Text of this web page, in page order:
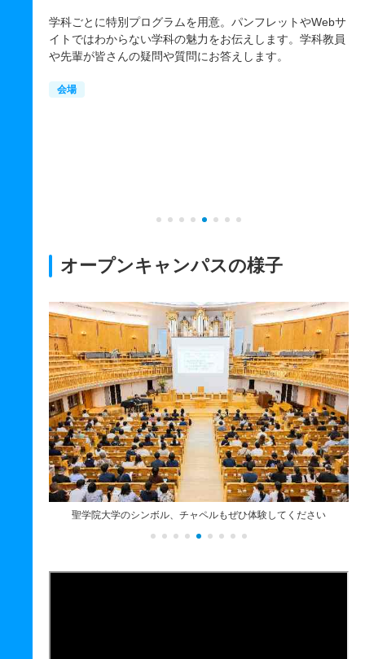
意。パンフレットやWebサ
をお伝えします。学科教員
お答えします。
学科に関する質問は先生に、大学や入試
学生生活については学生スタッフに質問
す。
オープンキャンパスの様子
ャペルもぜひ体験してください 大学の授業はどんな雰囲気か、模擬講義